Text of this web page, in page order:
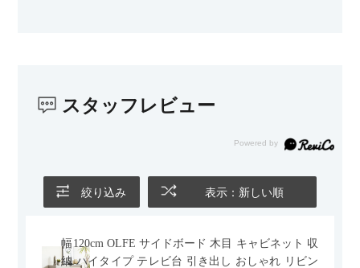
また、カウチのように足を伸ばしてくつろげるスタイルが理想
かせるため、普段はカウチとして使い、来客時には離してスツ
す。
スタッフレビュー
絞り込み 表示：新しい順
幅120cm OLFE サイドボード 木目 キャビネット 収
納 ハイタイプ テレビ台 引き出し おしゃれ リビン